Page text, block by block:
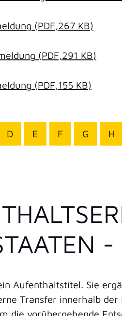
(PDF,267 KB)
(PDF,291 KB)
(PDF,155 KB)
D E F G H
Aufenthaltstitel. Sie
Transfer innerhalb der